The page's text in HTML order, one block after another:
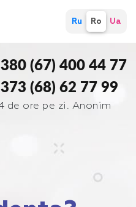
Ru Ro Ua
(67) 400 44 77
(68) 62 77 99
de ore pe zi. Anonim